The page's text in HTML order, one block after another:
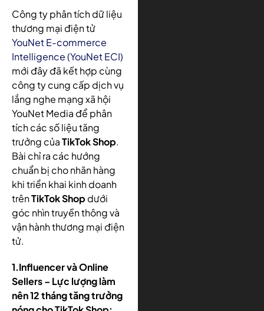
Công ty phân tích dữ liệu
thương mại điện tử
YouNet E-commerce
Intelligence (YouNet ECI)
mới đây đã kết hợp cùng
công ty cung cấp dịch vụ
lắng nghe mạng xã hội
YouNet Media để phân
tích các số liệu tăng
trưởng củaTikTok Shop.
Bài chỉ ra các hướng
chuẩn bị cho nhãn hàng
khi triển khai kinh doanh
trênTikTok Shop dưới
góc nhìn truyền thông và
vận hành thương mại điện
tử.
1.Influencer và Online
Sellers – Lực lượng làm
nên 12 tháng tăng trưởng